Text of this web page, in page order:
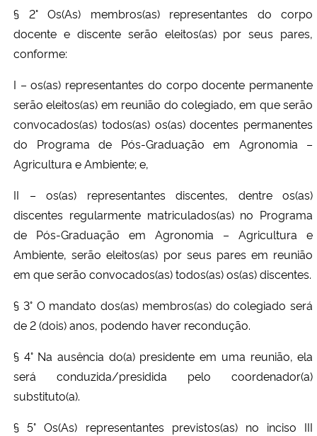
§ 2° Os(As) membros(as) representantes do corpo
docente e discente serão eleitos(as) por seus pares,
conforme:
I – os(as) representantes do corpo docente permanente
serão eleitos(as) em reunião do colegiado, em que serão
convocados(as) todos(as) os(as) docentes permanentes
do Programa de Pós-Graduação em Agronomia –
Agricultura e Ambiente; e,
II – os(as) representantes discentes, dentre os(as)
discentes regularmente matriculados(as) no Programa
de Pós-Graduação em Agronomia – Agricultura e
Ambiente, serão eleitos(as) por seus pares em reunião
em que serão convocados(as) todos(as) os(as) discentes.
§ 3° O mandato dos(as) membros(as) do colegiado será
de 2 (dois) anos, podendo haver recondução.
§ 4° Na ausência do(a) presidente em uma reunião, ela
será conduzida/presidida pelo coordenador(a)
substituto(a).
§ 5° Os(As) representantes previstos(as) no inciso III